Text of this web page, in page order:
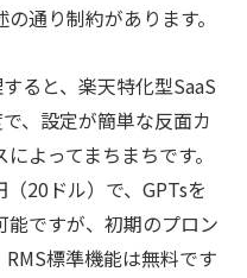
通り制約があります。
ると、楽天特化型SaaS
、設定が簡単な反面カ
よってまちまちです。
20ドル）で、GPTsを
ですが、初期のプロン
標準機能は無料です